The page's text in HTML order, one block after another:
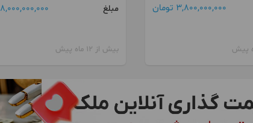
3,800,000,000 تومان
مبلغ
8,000,000,000 تومان
بیش از 12 ماه پیش